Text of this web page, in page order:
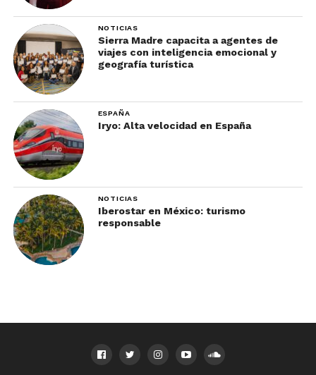
NOTICIAS
Sierra Madre capacita a agentes de
viajes con inteligencia emocional y
geografía turística
ESPAÑA
Iryo: Alta velocidad en España
NOTICIAS
Iberostar en México: turismo
responsable